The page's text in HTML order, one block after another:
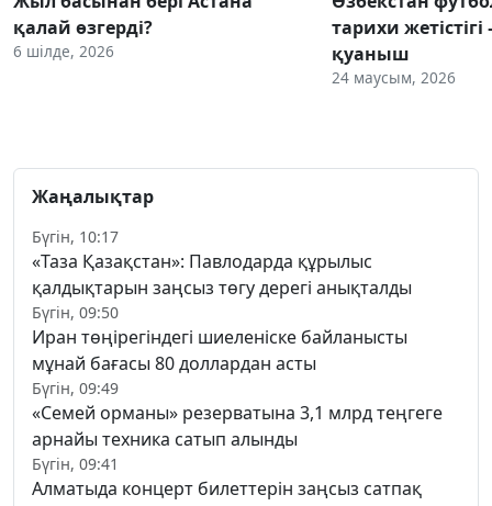
қалай өзгерді?
6 шілде, 2026
тарихи жетістігі
қуаныш
24 маусым, 2026
Жаңалықтар
Бүгін, 10:17
«Таза Қазақстан»: Павлодарда құрылыс
қалдықтарын заңсыз төгу дерегі анықталды
Бүгін, 09:50
Иран төңірегіндегі шиеленіске байланысты
мұнай бағасы 80 доллардан асты
Бүгін, 09:49
«Семей орманы» резерватына 3,1 млрд теңгеге
арнайы техника сатып алынды
Бүгін, 09:41
Алматыда концерт билеттерін заңсыз сатпақ